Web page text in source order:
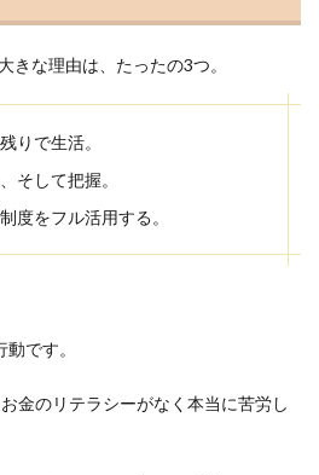
きな理由は、たったの3つ。
りで生活。
そして把握。
度をフル活用する。
です。
金のリテラシーがなく本当に苦労し